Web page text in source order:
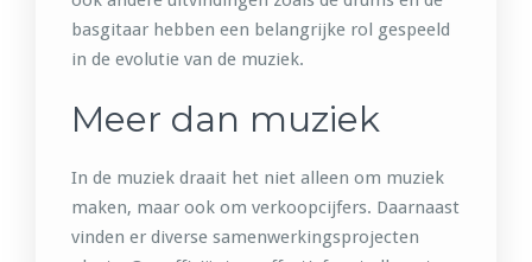
basgitaar hebben een belangrijke rol gespeeld
in de evolutie van de muziek.
Meer dan muziek
In de muziek draait het niet alleen om muziek
maken, maar ook om verkoopcijfers. Daarnaast
vinden er diverse samenwerkingsprojecten